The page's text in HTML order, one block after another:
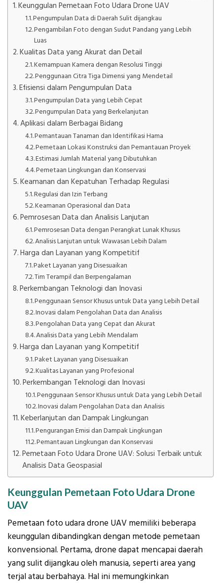
Keunggulan Pemetaan Foto Udara Drone UAV
Pengumpulan Data di Daerah Sulit dijangkau
Pengambilan Foto dengan Sudut Pandang yang Lebih
Luas
Kualitas Data yang Akurat dan Detail
Kemampuan Kamera dengan Resolusi Tinggi
Penggunaan Citra Tiga Dimensi yang Mendetail
Efisiensi dalam Pengumpulan Data
Pengumpulan Data yang Lebih Cepat
Pengumpulan Data yang Berkelanjutan
Aplikasi dalam Berbagai Bidang
Pemantauan Tanaman dan Identifikasi Hama
Pemetaan Lokasi Konstruksi dan Pemantauan Proyek
Estimasi Jumlah Material yang Dibutuhkan
Pemetaan Lingkungan dan Konservasi
Keamanan dan Kepatuhan Terhadap Regulasi
Regulasi dan Izin Terbang
Keamanan Operasional dan Data
Pemrosesan Data dan Analisis Lanjutan
Pemrosesan Data dengan Perangkat Lunak Khusus
Analisis Lanjutan untuk Wawasan Lebih Dalam
Harga dan Layanan yang Kompetitif
Paket Layanan yang Disesuaikan
Tim Terampil dan Berpengalaman
Perkembangan Teknologi dan Inovasi
Penggunaan Sensor Khusus untuk Data yang Lebih Detail
Inovasi dalam Pengolahan Data dan Analisis
Pengolahan Data yang Cepat dan Akurat
Analisis Data yang Lebih Mendalam
Harga dan Layanan yang Kompetitif
Paket Layanan yang Disesuaikan
Kualitas Layanan yang Profesional
Perkembangan Teknologi dan Inovasi
Penggunaan Sensor Khusus untuk Data yang Lebih Detail
Inovasi dalam Pengolahan Data dan Analisis
Keberlanjutan dan Dampak Lingkungan
Pengurangan Emisi dan Dampak Lingkungan
Pemantauan Lingkungan dan Konservasi
Pemetaan Foto Udara Drone UAV: Solusi Terbaik untuk
Analisis Data Geospasial
Keunggulan Pemetaan Foto Udara Drone
UAV
Pemetaan foto udara drone UAV memiliki beberapa
keunggulan dibandingkan dengan metode pemetaan
konvensional. Pertama, drone dapat mencapai daerah
yang sulit dijangkau oleh manusia, seperti area yang
terjal atau berbahaya. Hal ini memungkinkan